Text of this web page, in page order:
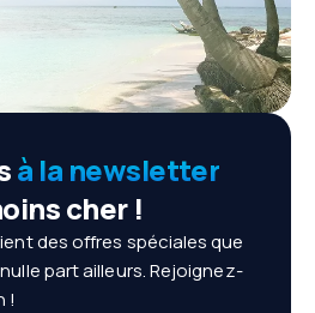
à la newsletter
cher !
des offres spéciales que
part ailleurs. Rejoignez-
!